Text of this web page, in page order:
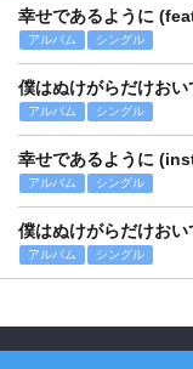
幸せであるように
アルバム シングル
僕はぬけがらだけお
アルバム シングル
幸せであるように
アルバム シングル
僕はぬけがらだけお
アルバム シングル